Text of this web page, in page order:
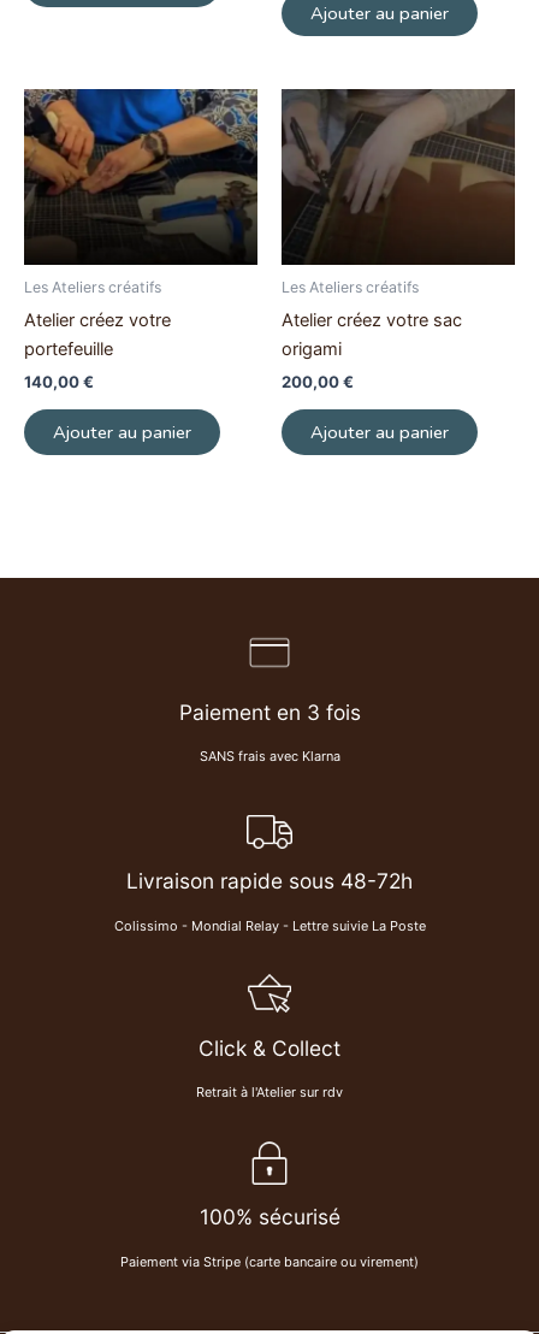
Ajouter au panier
Les Ateliers créatifs
Atelier créez votre
portefeuille
140,00€
Ajouter au panier
Les Ateliers créatifs
Atelier créez votre sac
origami
200,00€
Ajouter au panier
Paiement en 3 fois
SANS frais avec Klarna
Livraison rapide sous 48-72h
Colissimo - Mondial Relay - Lettre suivie La Poste
Click & Collect
Retrait à l'Atelier sur rdv
100% sécurisé
Paiement via Stripe (carte bancaire ou virement)